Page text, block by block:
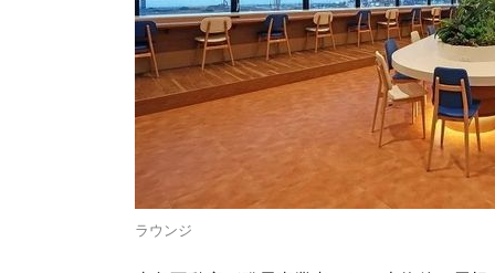
ラウンジ